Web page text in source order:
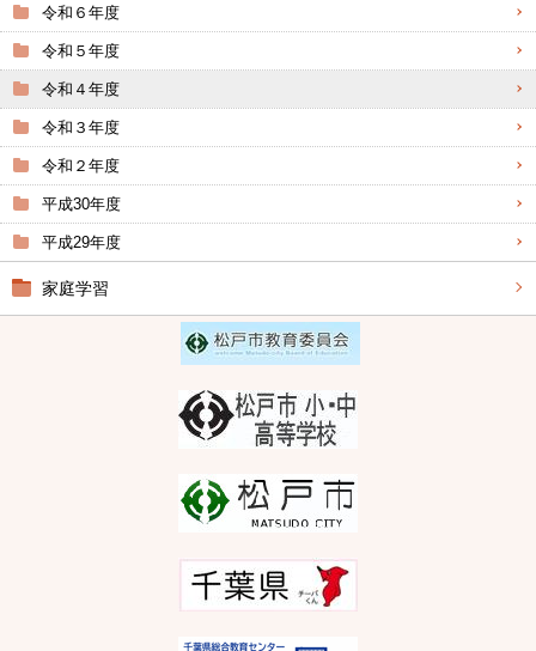
令和６年度
令和５年度
令和４年度
令和３年度
令和２年度
平成30年度
平成29年度
家庭学習